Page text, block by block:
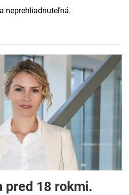
neprehliadnuteľná.
pred 18 rokmi.